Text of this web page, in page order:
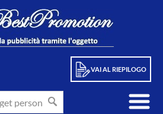
VAI AL RIEPILOGO